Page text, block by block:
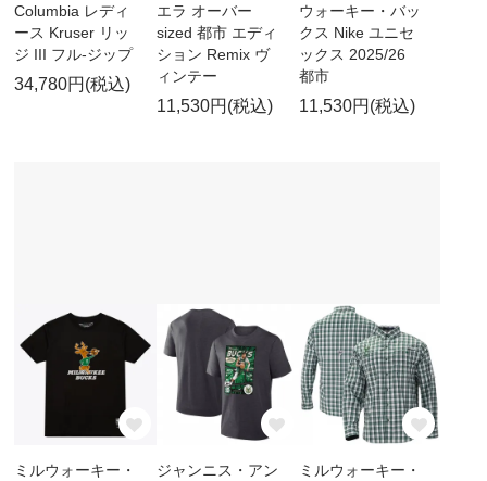
Columbia レディ
ース Kruser リッ
ジ III フル-ジップ
34,780円(税込)
エラ オーバー
sized 都市 エディ
ション Remix ヴ
ィンテー
11,530円(税込)
ウォーキー・バッ
クス Nike ユニセ
ックス 2025/26
都市
11,530円(税込)
ミルウォーキー・
ジャンニス・アン
ミルウォーキー・